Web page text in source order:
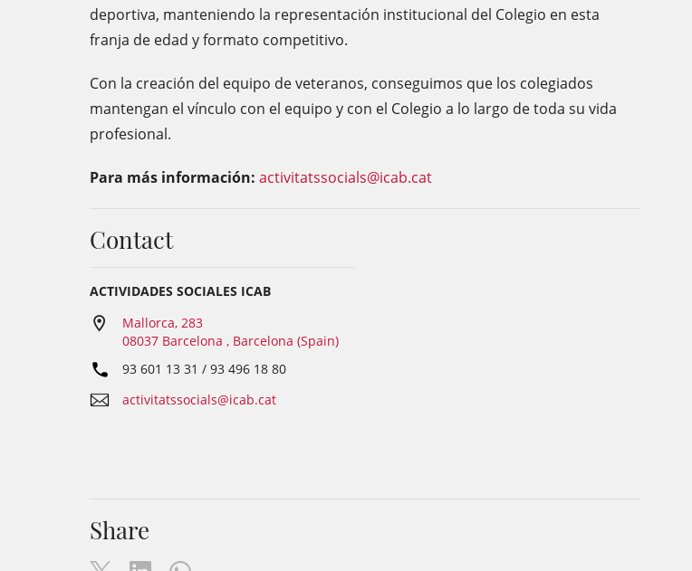
deportiva, manteniendo la representación institucional del Colegio en esta
franja de edad y formato competitivo.
Con la creación del equipo de veteranos, conseguimos que los colegiados
mantengan el vínculo con el equipo y con el Colegio a lo largo de toda su vida
profesional.
Para más información: activitatssocials@icab.cat
Contact
ACTIVIDADES SOCIALES ICAB
Mallorca, 283
08037 Barcelona , Barcelona (Spain)
93 601 13 31 / 93 496 18 80
activitatssocials@icab.cat
Share